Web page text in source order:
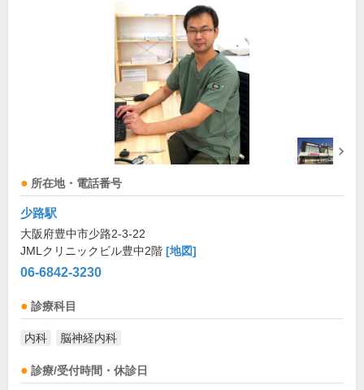
所在地・電話番号
少路駅
大阪府豊中市少路2-3-22
JMLクリニックビル豊中2階 [地図]
06-6842-3230
診療科目
内科 脳神経内科
診療/受付時間・休診日